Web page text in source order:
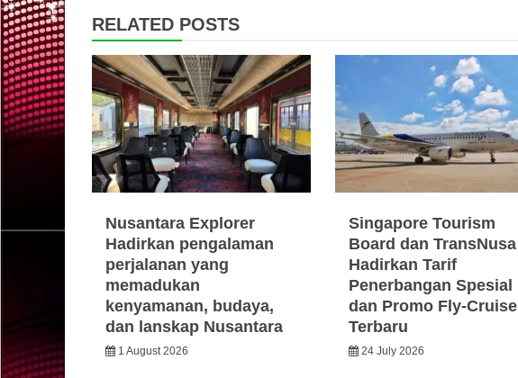
RELATED POSTS
Nusantara Explorer
Hadirkan pengalaman
perjalanan yang
memadukan
kenyamanan, budaya,
dan lanskap Nusantara
1 August 2026
Singapore Tourism
Board dan TransNusa
Hadirkan Tarif
Penerbangan Spesial
dan Promo Fly-Cruise
Terbaru
24 July 2026